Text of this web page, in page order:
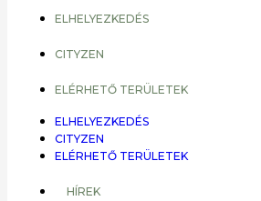
ELHELYEZKEDÉS
CITYZEN
ELÉRHETŐ TERÜLETEK
ELHELYEZKEDÉS
CITYZEN
ELÉRHETŐ TERÜLETEK
HÍREK